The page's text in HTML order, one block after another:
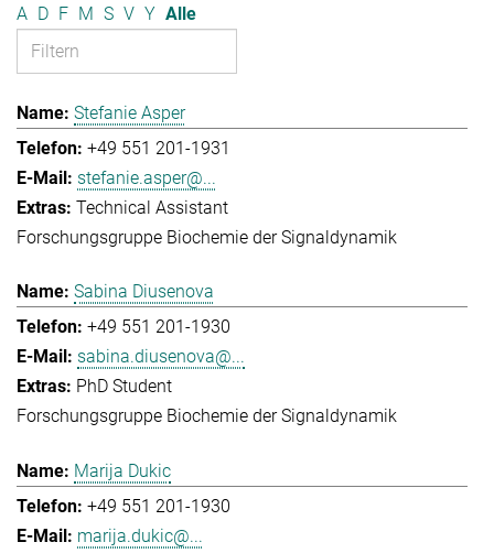
A D F M S V Y Alle
Stefanie Asper
+49 551 201-1931
stefanie.asper@...
Technical Assistant
Forschungsgruppe Biochemie der Signaldynamik
Sabina Diusenova
+49 551 201-1930
sabina.diusenova@...
PhD Student
Forschungsgruppe Biochemie der Signaldynamik
Marija Dukic
+49 551 201-1930
marija.dukic@...